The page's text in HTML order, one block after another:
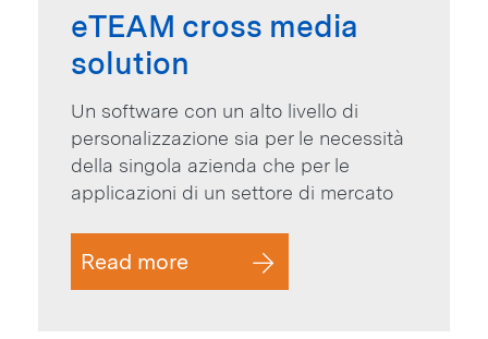
eTEAM cross media
solution
Un software con un alto livello di
personalizzazione sia per le necessità
della singola azienda che per le
applicazioni di un settore di mercato
Read more